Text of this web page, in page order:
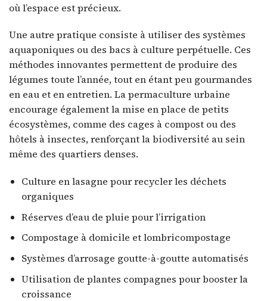
où l’espace est précieux.
Une autre pratique consiste à utiliser des systèmes
aquaponiques ou des bacs à culture perpétuelle. Ces
méthodes innovantes permettent de produire des
légumes toute l’année, tout en étant peu gourmandes
en eau et en entretien. La permaculture urbaine
encourage également la mise en place de petits
écosystèmes, comme des cages à compost ou des
hôtels à insectes, renforçant la biodiversité au sein
même des quartiers denses.
Culture en lasagne pour recycler les déchets
organiques
Réserves d’eau de pluie pour l’irrigation
Compostage à domicile et lombricompostage
Systèmes d’arrosage goutte-à-goutte automatisés
Utilisation de plantes compagnes pour booster la
croissance